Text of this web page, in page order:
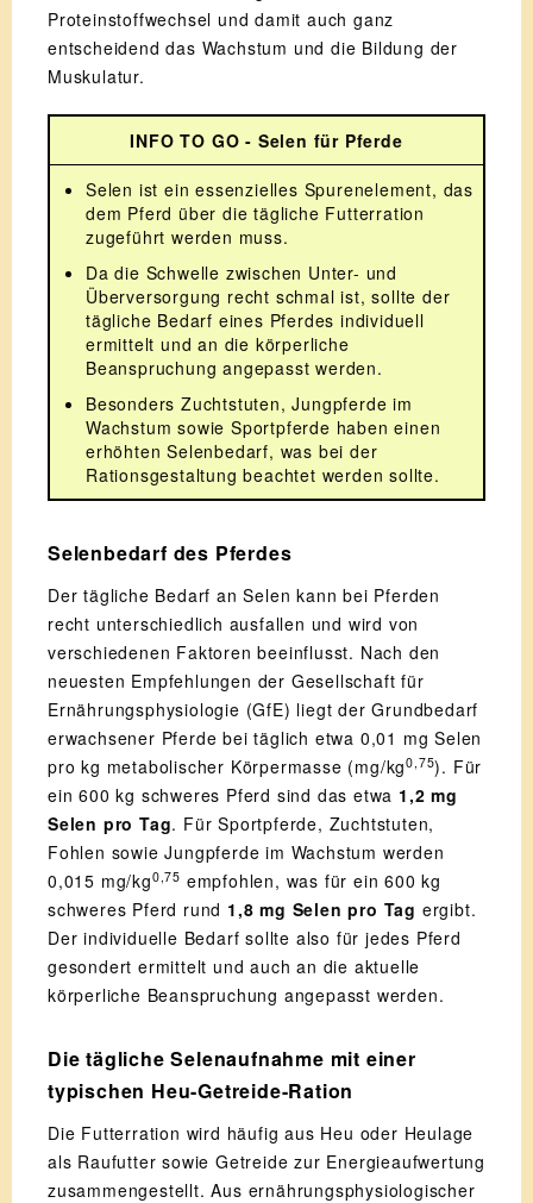
Proteinstoffwechsel und damit auch ganz
entscheidend das Wachstum und die Bildung der
Muskulatur.
INFO TO GO - Selen für Pferde
Selen ist ein essenzielles Spurenelement, das
dem Pferd über die tägliche Futterration
zugeführt werden muss.
Da die Schwelle zwischen Unter- und
Überversorgung recht schmal ist, sollte der
tägliche Bedarf eines Pferdes individuell
ermittelt und an die körperliche
Beanspruchung angepasst werden.
Besonders Zuchtstuten, Jungpferde im
Wachstum sowie Sportpferde haben einen
erhöhten Selenbedarf, was bei der
Rationsgestaltung beachtet werden sollte.
Selenbedarf des Pferdes
Der tägliche Bedarf an Selen kann bei Pferden
recht unterschiedlich ausfallen und wird von
verschiedenen Faktoren beeinflusst. Nach den
neuesten Empfehlungen der Gesellschaft für
Ernährungsphysiologie (GfE) liegt der Grundbedarf
erwachsener Pferde bei täglich etwa 0,01 mg Selen
pro kg metabolischer Körpermasse (mg/kg0,75). Für
ein 600 kg schweres Pferd sind das etwa 1,2 mg
Selen pro Tag. Für Sportpferde, Zuchtstuten,
Fohlen sowie Jungpferde im Wachstum werden
0,015 mg/kg0,75 empfohlen, was für ein 600 kg
schweres Pferd rund 1,8 mg Selen pro Tag ergibt.
Der individuelle Bedarf sollte also für jedes Pferd
gesondert ermittelt und auch an die aktuelle
körperliche Beanspruchung angepasst werden.
Die tägliche Selenaufnahme mit einer
typischen Heu-Getreide-Ration
Die Futterration wird häufig aus Heu oder Heulage
als Raufutter sowie Getreide zur Energieaufwertung
zusammengestellt. Aus ernährungsphysiologischer